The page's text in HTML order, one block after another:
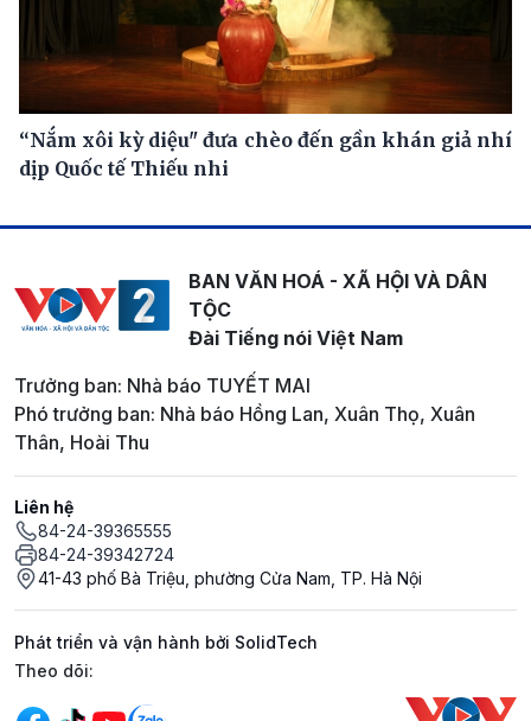
“Nắm xôi kỳ diệu" đưa chèo đến gần khán giả nhí
dịp Quốc tế Thiếu nhi
BAN VĂN HOÁ - XÃ HỘI VÀ DÂN
TỘC
Đài Tiếng nói Việt Nam
Trưởng ban: Nhà báo TUYẾT MAI
Phó trưởng ban: Nhà báo Hồng Lan, Xuân Thọ, Xuân
Thân, Hoài Thu
Liên hệ
84-24-39365555
84-24-39342724
41-43 phố Bà Triệu, phường Cửa Nam, TP. Hà Nội
Phát triển và vận hành bởi SolidTech
Mạng xã hội
Theo dõi: